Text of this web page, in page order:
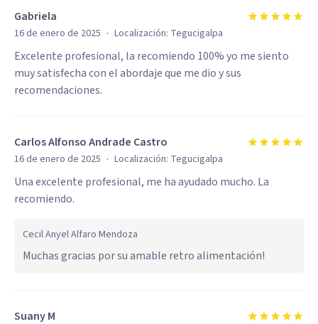
Gabriela
16 de enero de 2025 · Localización: Tegucigalpa
Excelente profesional, la recomiendo 100% yo me siento
muy satisfecha con el abordaje que me dio y sus
recomendaciones.
Carlos Alfonso Andrade Castro
16 de enero de 2025 · Localización: Tegucigalpa
Una excelente profesional, me ha ayudado mucho. La
recomiendo.
Cecil Anyel Alfaro Mendoza
Muchas gracias por su amable retro alimentación!
Suany M